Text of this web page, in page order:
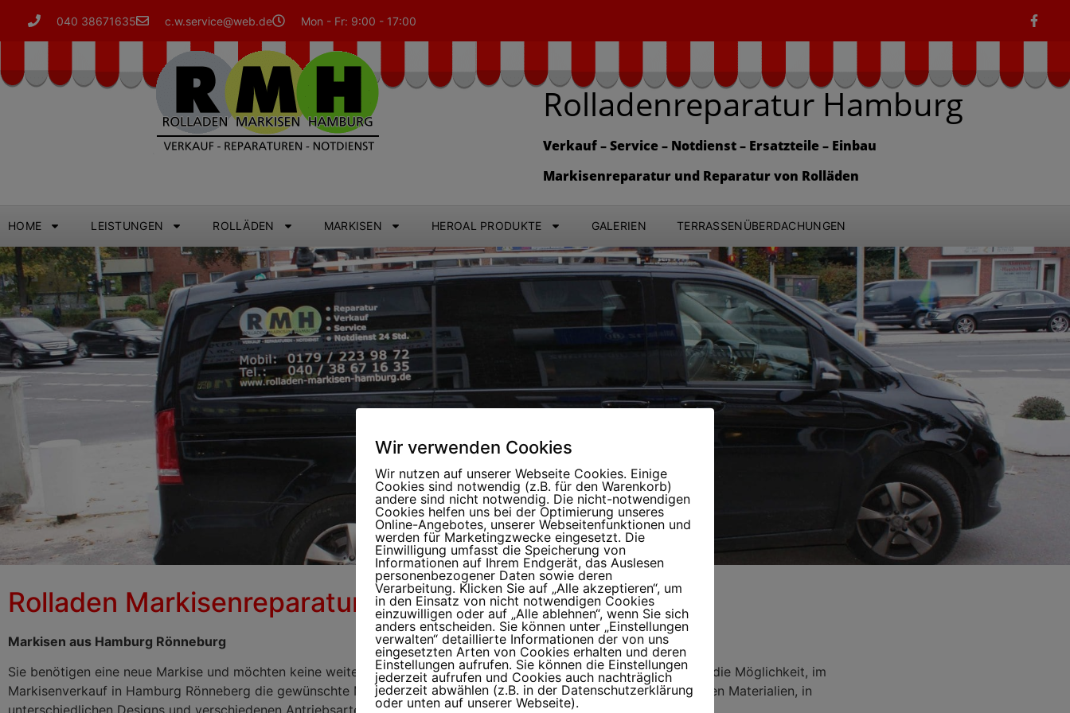
040 38671635 c.w.service@web.de Mon - Fr: 9:00 - 17:00
Rolladenreparatur Hamburg
Verkauf – Service – Notdienst – Ersatzteile – Einbau
Markisenreparatur und Reparatur von Rolläden
HOME LEISTUNGEN ROLLÄDEN MARKISEN HEROAL PRODUKTE GALERIEN TERRASSENÜBERDACHUNGEN
Rolladenreparatur/Markisenreparatur
Rönneburg
Jetzt Termin vereinbaren
Rolladen Markisenreparatur Rönneburg
Markisen aus Hamburg Rönneburg
Sie benötigen eine neue Markise und möchten keine weiten Wege zurücklegen, um diese zu kaufen? Dann haben Sie die Möglichkeit, im
Markisenverkauf in Hamburg Rönneberg die gewünschte Markise zu kaufen. Wir führen Markisen aus unterschiedlichen Materialien, in
Wir verwenden Cookies
Wir nutzen auf unserer Webseite Cookies. Einige
Cookies sind notwendig (z.B. für den Warenkorb)
andere sind nicht notwendig. Die nicht-notwendigen
Cookies helfen uns bei der Optimierung unseres
Online-Angebotes, unserer Webseitenfunktionen und
werden für Marketingzwecke eingesetzt. Die
Einwilligung umfasst die Speicherung von
Informationen auf Ihrem Endgerät, das Auslesen
personenbezogener Daten sowie deren
Verarbeitung. Klicken Sie auf „Alle akzeptieren“, um
in den Einsatz von nicht notwendigen Cookies
einzuwilligen oder auf „Alle ablehnen“, wenn Sie sich
anders entscheiden. Sie können unter „Einstellungen
verwalten“ detaillierte Informationen der von uns
eingesetzten Arten von Cookies erhalten und deren
Einstellungen aufrufen. Sie können die Einstellungen
jederzeit aufrufen und Cookies auch nachträglich
jederzeit abwählen (z.B. in der Datenschutzerklärung
oder unten auf unserer Webseite).